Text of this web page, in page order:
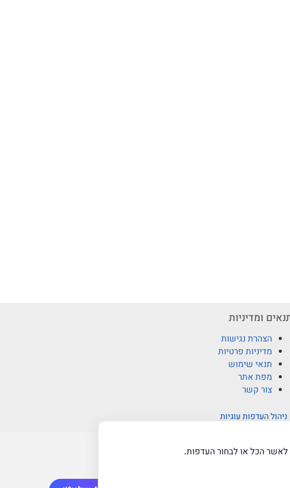
ומדיניות
הצהרת נגישות
מדיניות פרטיות
תנאי שימוש
מפת אתר
צור קשר
ניהול העדפות עוגיות
לאשר הכל או לבחור העדפות.